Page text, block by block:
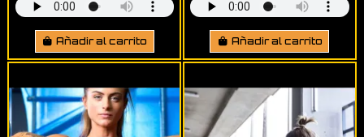
Añadir al carrito Añadir al carrito